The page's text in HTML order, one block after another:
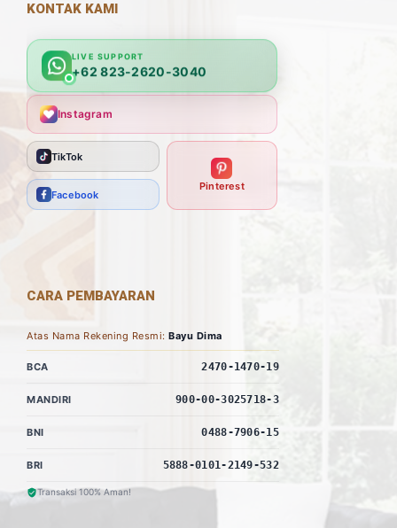
KONTAK KAMI
LIVE SUPPORT
+62 823-2620-3040
Instagram
TikTok
Facebook
Pinterest
CARA PEMBAYARAN
Atas Nama Rekening Resmi: Bayu Dima
BCA 2470-1470-19
MANDIRI 900-00-3025718-3
BNI 0488-7906-15
BRI 5888-0101-2149-532
Transaksi 100% Aman!